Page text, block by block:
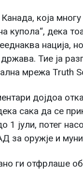
која
купола“, дека
Тие ја
мрежа Truth
дојдоа
сака да се
1 јули, потег
за оружје и
ги отфрлаше